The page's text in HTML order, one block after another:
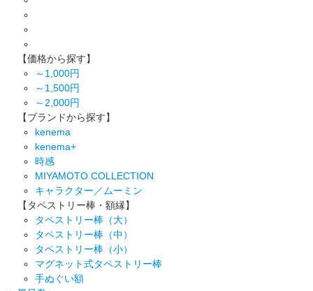
【価格から探す】
～1,000円
～1,500円
～2,000円
【ブランドから探す】
kenema
kenema+
時感
MIYAMOTO COLLECTION
キャラクター／ムーミン
【タペストリー棒・額縁】
タペストリー棒（大）
タペストリー棒（中）
タペストリー棒（小）
マグネット式タペストリー棒
手ぬぐい額